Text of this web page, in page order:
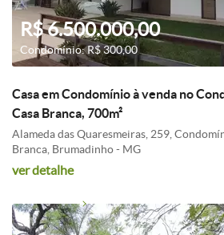
R$ 6.500.000,00
Condomínio: R$ 300,00
Casa em Condomínio à venda no
Casa Branca, 700m²
Alameda das Quaresmeiras, 259,
Branca, Brumadinho - MG
ver detalhe